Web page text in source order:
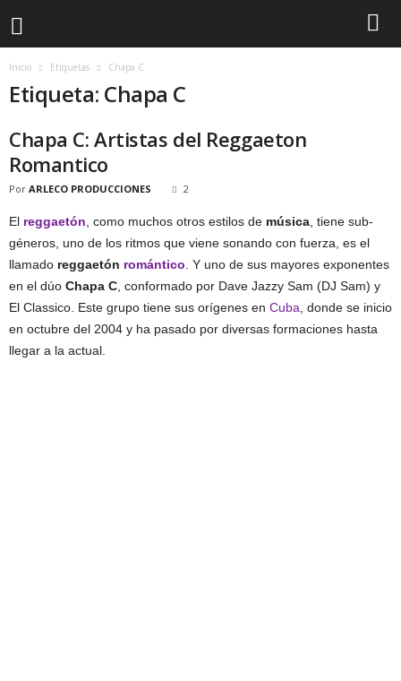
Inicio Etiquetas Chapa C
Etiqueta: Chapa C
Chapa C: Artistas del Reggaeton
Romantico
Por ARLECO PRODUCCIONES 2
El reggaetón , como muchos otros estilos de música , tiene sub-
géneros, uno de los ritmos que viene sonando con fuerza, es el
llamado reggaetón romántico . Y uno de sus mayores exponentes
en el dúo Chapa C , conformado por Dave Jazzy Sam (DJ Sam) y
El Classico. Este grupo tiene sus orígenes en Cuba , donde se inicio
en octubre del 2004 y ha pasado por diversas formaciones hasta
llegar a la actual.